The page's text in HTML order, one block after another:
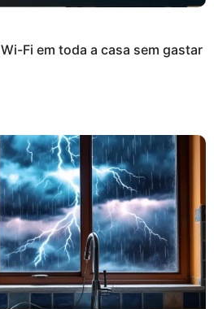
Fi em toda a casa sem gastar